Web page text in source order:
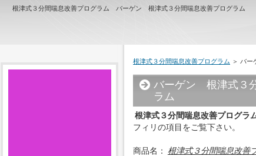
根津式３分間喘息改善プログラム バーゲン 根津式３分間喘息改善プログラム
根津式３分間喘息改善プログラム ＞ バ
バーゲン 根津式３
ラム
根津式３分間喘息改善プログラ
フィリの項目をご覧下さい。
商品名：
根津式３分間喘息改善